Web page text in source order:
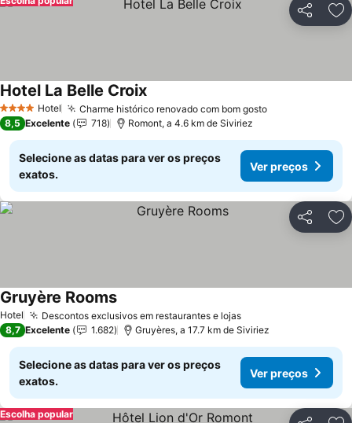
Partilhar
4 EstrelasHotel Charme histórico renovado com bom gosto
Hotel La Belle Croix
8,5 Excelente 718 Romont, a 4.6 km de Siviriez
Selecione as datas para ver os preços
exatos.
Ver preços
Partilhar
Hotel Descontos exclusivos em restaurantes e lojas
Gruyère Rooms
8,7 Excelente 1.682 Gruyères, a 17.7 km de Siviriez
Selecione as datas para ver os preços
exatos.
Ver preços
Escolha popular